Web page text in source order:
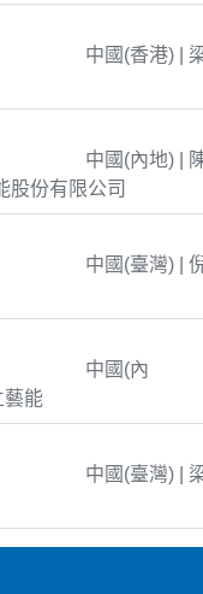
中國(香港) |
中國(內地) |
股份有限公司
中國(臺灣) |
中國(內
藝能
中國(臺灣) |